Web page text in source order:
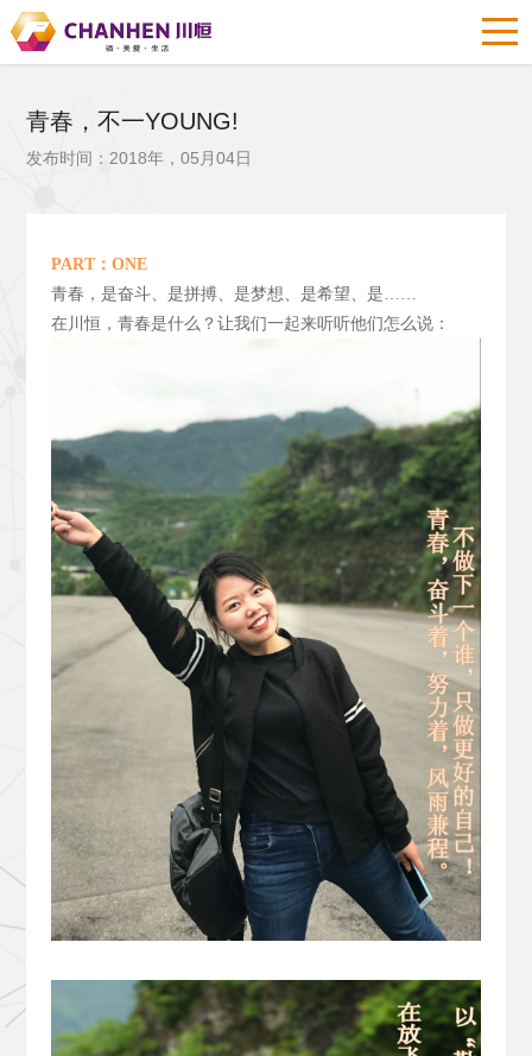
青春，不一YOUNG!
发布时间：2018年，05月04日
PART：ONE
青春，是奋斗、是拼搏、是梦想、是希望、是……
在川恒，青春是什么？让我们一起来听听他们怎么说：